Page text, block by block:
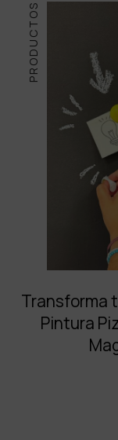
PRODUCTOS
Transforma
Pintura